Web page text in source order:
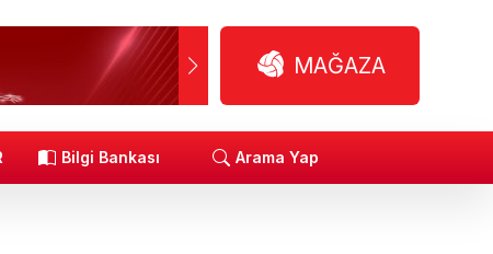
MAĞAZA
Bilgi Bankası Arama Yap